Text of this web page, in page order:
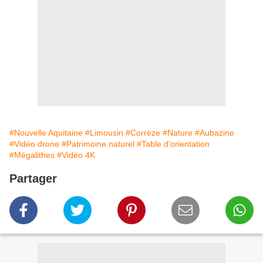
#Nouvelle Aquitaine #Limousin #Corrèze #Nature #Aubazine
#Vidéo drone #Patrimoine naturel #Table d'orientation
#Mégalithes #Vidéo 4K
Partager